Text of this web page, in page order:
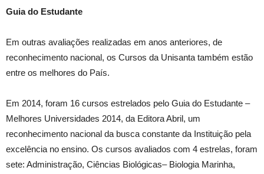
Guia do Estudante
Em outras avaliações realizadas em anos anteriores, de
reconhecimento nacional, os Cursos da Unisanta também estão
entre os melhores do País.
Em 2014, foram 16 cursos estrelados pelo Guia do Estudante –
Melhores Universidades 2014, da Editora Abril, um
reconhecimento nacional da busca constante da Instituição pela
excelência no ensino. Os cursos avaliados com 4 estrelas, foram
sete: Administração, Ciências Biológicas– Biologia Marinha,